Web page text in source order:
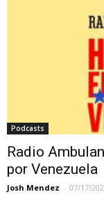
Podcasts
Radio
por Venezuela
Josh Mendez - 07/17/